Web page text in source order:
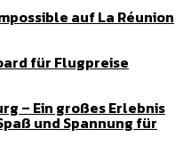
auf La Réunion
für Flugpreise
– Ein großes Erlebnis
und Spannung für